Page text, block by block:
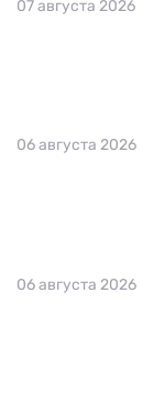
07 августа 2026
06 августа 2026
06 августа 2026